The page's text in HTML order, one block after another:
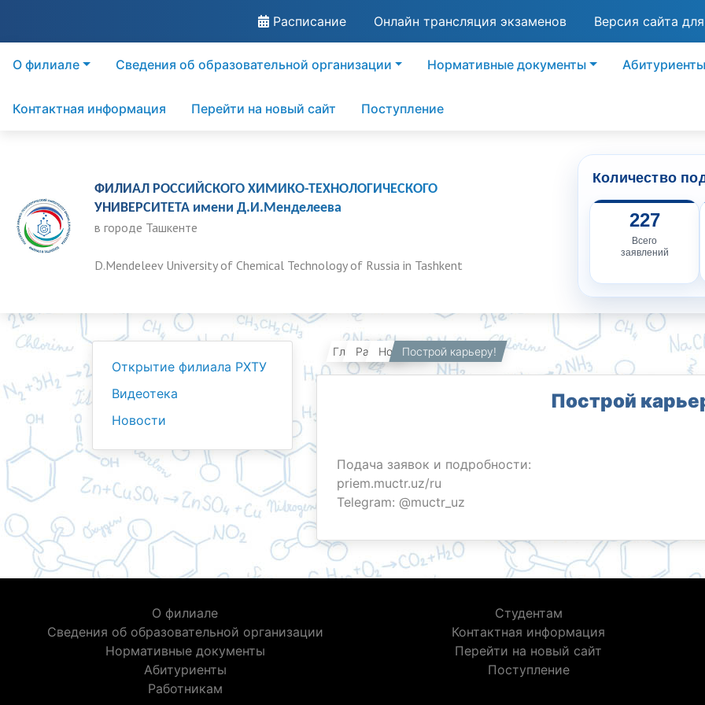
Расписание Онлайн трансляция экзаменов Версия сайта
О филиале Сведения об образовательной организации Нормативные документы
Контактная информация Перейти на новый сайт Поступление
ФИЛИАЛ РОССИЙСКОГО ХИМИКО-ТЕХНОЛОГИЧЕСКОГО
УНИВЕРСИТЕТА имени Д.И.Менделеева
в городе Ташкенте
D.Mendeleev University of Chemical Technology of Russia in Tashkent
Количество
227
Всего
заявлений
Открытие филиала РХТУ
Видеотека
Новости
Главная Работникам Новости
Построй карьеру!
Построй
Подача заявок и подробности:
priem.muctr.uz/ru
Telegram: @muctr_uz
О филиале
Сведения об образовательной организации
Нормативные документы
Абитуриенты
Работникам
Студентам
Контактная информация
Перейти на новый сайт
Поступление